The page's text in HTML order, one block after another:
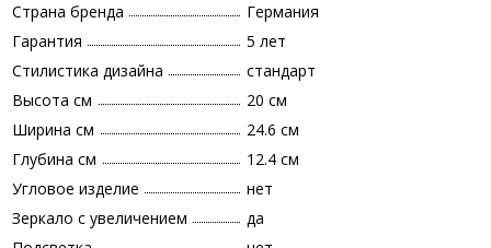
Страна бренда
Германия
Гарантия
5 лет
Стилистика дизайна
стандарт
Высота см
20 см
Ширина см
24.6 см
Глубина см
12.4 см
Угловое изделие
нет
Зеркало с увеличением
да